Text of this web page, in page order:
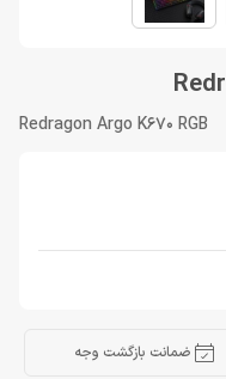
Redragon Argo K670 RGB
ضمانت بازگشت وجه